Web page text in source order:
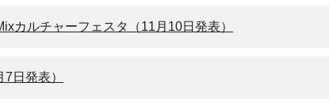
カルチャーフェスタ（11月10日発表）
日発表）